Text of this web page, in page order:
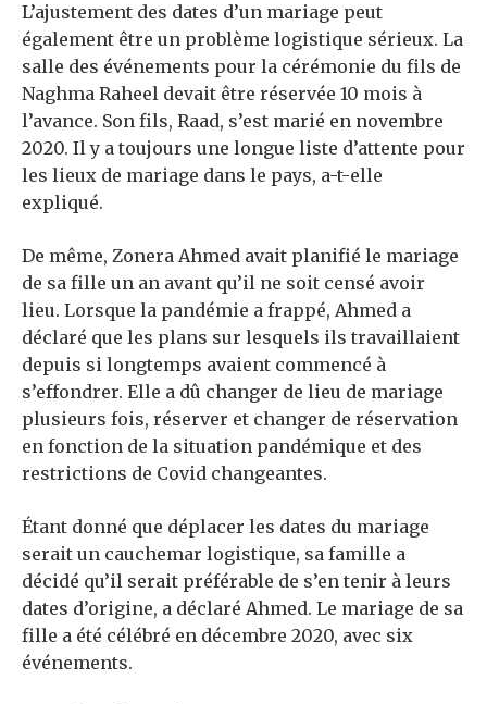
L’ajustement des dates d’un mariage peut
également être un problème logistique sérieux. La
salle des événements pour la cérémonie du fils de
Naghma Raheel devait être réservée 10 mois à
l’avance. Son fils, Raad, s’est marié en novembre
2020. Il y a toujours une longue liste d’attente pour
les lieux de mariage dans le pays, a-t-elle
expliqué.
De même, Zonera Ahmed avait planifié le mariage
de sa fille un an avant qu’il ne soit censé avoir
lieu. Lorsque la pandémie a frappé, Ahmed a
déclaré que les plans sur lesquels ils travaillaient
depuis si longtemps avaient commencé à
s’effondrer. Elle a dû changer de lieu de mariage
plusieurs fois, réserver et changer de réservation
en fonction de la situation pandémique et des
restrictions de Covid changeantes.
Étant donné que déplacer les dates du mariage
serait un cauchemar logistique, sa famille a
décidé qu’il serait préférable de s’en tenir à leurs
dates d’origine, a déclaré Ahmed. Le mariage de sa
fille a été célébré en décembre 2020, avec six
événements.